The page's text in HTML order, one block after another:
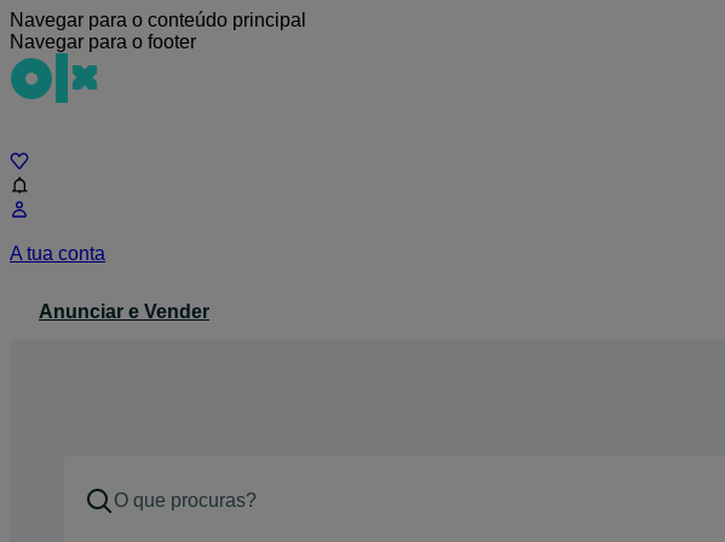
Navegar para o conteúdo principal
Navegar para o footer
A tua conta
Anunciar e Vender